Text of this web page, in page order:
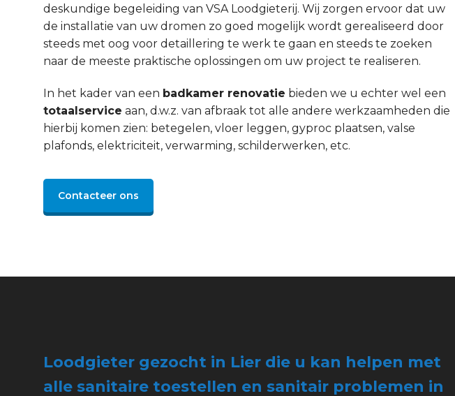
deskundige begeleiding van VSA Loodgieterij. Wij zorgen ervoor dat uw
de installatie van uw dromen zo goed mogelijk wordt gerealiseerd door
steeds met oog voor detaillering te werk te gaan en steeds te zoeken
naar de meeste praktische oplossingen om uw project te realiseren.
In het kader van een badkamer renovatie bieden we u echter wel een
totaalservice aan, d.w.z. van afbraak tot alle andere werkzaamheden die
hierbij komen zien: betegelen, vloer leggen, gyproc plaatsen, valse
plafonds, elektriciteit, verwarming, schilderwerken, etc.
Contacteer ons
Loodgieter gezocht in Lier die u kan helpen met
alle sanitaire toestellen en sanitair problemen in